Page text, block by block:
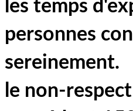
les temps
personnes
sereinement.
le non-